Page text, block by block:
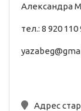
Александра
тел.: 8 920 110
Адрес